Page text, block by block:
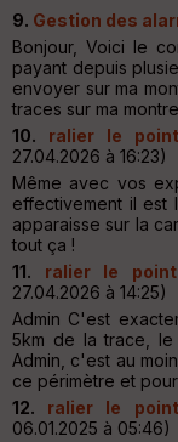
9. Gestion des
Bonjour, Voici le
payant depuis
envoyer sur ma
traces sur ma
10. ralier le
27.04.2026 à 16:23)
Même avec vos
effectivement il
apparaisse sur la
tout ça !
11. ralier le
27.04.2026 à 14:25)
Admin C'est
5km de la trace,
Admin, c'est au
ce périmètre et
12. ralier le
06.01.2025 à 05:46)